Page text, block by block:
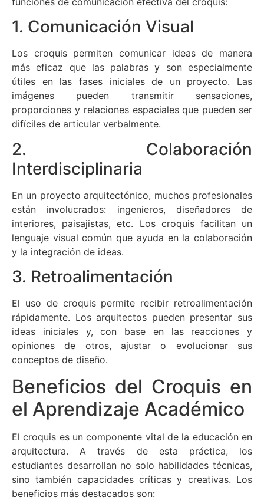
1. Comunicación Visual
Los croquis permiten comunicar ideas de manera
más eficaz que las palabras y son especialmente
útiles en las fases iniciales de un proyecto. Las
imágenes pueden transmitir sensaciones,
proporciones y relaciones espaciales que pueden ser
difíciles de articular verbalmente.
2. Colaboración
Interdisciplinaria
En un proyecto arquitectónico, muchos profesionales
están involucrados: ingenieros, diseñadores de
interiores, paisajistas, etc. Los croquis facilitan un
lenguaje visual común que ayuda en la colaboración
y la integración de ideas.
3. Retroalimentación
El uso de croquis permite recibir retroalimentación
rápidamente. Los arquitectos pueden presentar sus
ideas iniciales y, con base en las reacciones y
opiniones de otros, ajustar o evolucionar sus
conceptos de diseño.
Beneficios del Croquis en
el Aprendizaje Académico
El croquis es un componente vital de la educación en
arquitectura. A través de esta práctica, los
estudiantes desarrollan no solo habilidades técnicas,
sino también capacidades críticas y creativas. Los
beneficios más destacados son: